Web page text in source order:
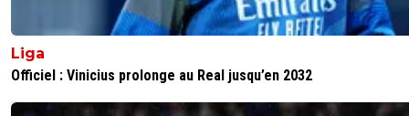
Liga
Officiel : Vinicius prolonge au Real jusqu’en 2032